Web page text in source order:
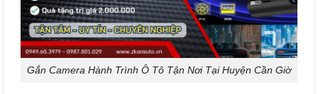
Gắn Camera Hành Trình Ô Tô Tận Nơi Tại Huyện Cần Giờ